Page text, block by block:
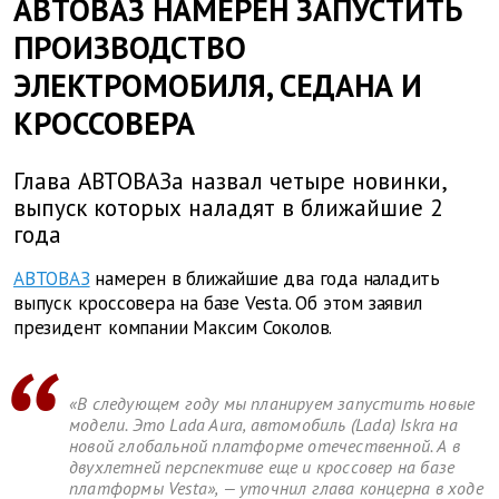
АВТОВАЗ НАМЕРЕН ЗАПУСТИТЬ
ПРОИЗВОДСТВО
ЭЛЕКТРОМОБИЛЯ, СЕДАНА И
КРОССОВЕРА
Глава АВТОВАЗа назвал четыре новинки,
выпуск которых наладят в ближайшие 2
года
АВТОВАЗ намерен в ближайшие два года наладить
выпуск кроссовера на базе Vesta. Об этом заявил
президент компании Максим Соколов.
«В следующем году мы планируем запустить новые
модели. Это Lada Aura, автомобиль (Lada) Iskra на
новой глобальной платформе отечественной. А в
двухлетней перспективе еще и кроссовер на базе
платформы Vesta», — уточнил глава концерна в ходе